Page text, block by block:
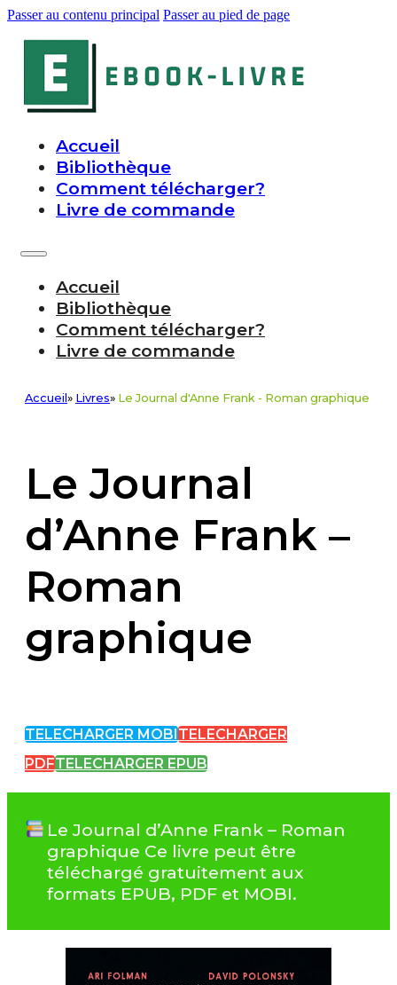
Passer au contenu principal Passer au pied de page
Accueil
Bibliothèque
Comment télécharger?
Livre de commande
Accueil
Bibliothèque
Comment télécharger?
Livre de commande
Accueil » Livres» Le Journal d'Anne Frank - Roman graphique
Le Journal
d’Anne Frank –
Roman
graphique
TELECHARGER MOBI TELECHARGER
PDFTELECHARGER EPUB
Le Journal d’Anne Frank – Roman
graphique Ce livre peut être
téléchargé gratuitement aux
formats EPUB, PDF et MOBI.